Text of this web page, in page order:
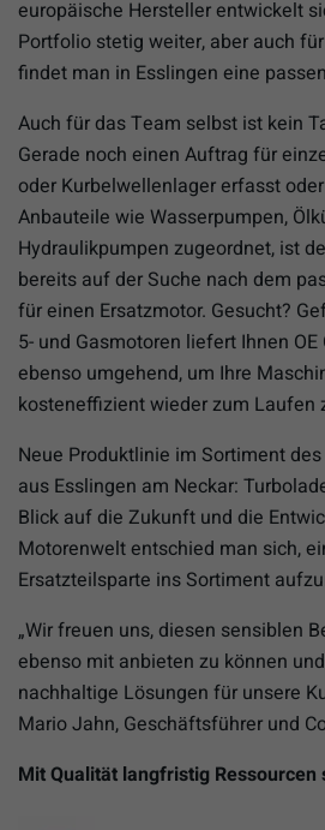
europäische Hersteller entwickelt
Portfolio stetig weiter, aber auch
findet man in Esslingen eine
Auch für das Team selbst ist kein
Gerade noch einen Auftrag für
oder Kurbelwellenlager erfasst
Anbauteile wie Wasserpumpen,
Hydraulikpumpen zugeordnet, ist
bereits auf der Suche nach dem
für einen Ersatzmotor. Gesucht?
5- und Gasmotoren liefert Ihnen
ebenso umgehend, um Ihre
kosteneffizient wieder zum Laufen
Neue Produktlinie im Sortiment
aus Esslingen am Neckar:
Blick auf die Zukunft und die
Motorenwelt entschied man sich,
Ersatzteilsparte ins Sortiment
„Wir freuen uns, diesen sensiblen
ebenso mit anbieten zu können
nachhaltige Lösungen für unsere
Mario Jahn, Geschäftsführer und
Mit Qualität langfristig Ressourcen